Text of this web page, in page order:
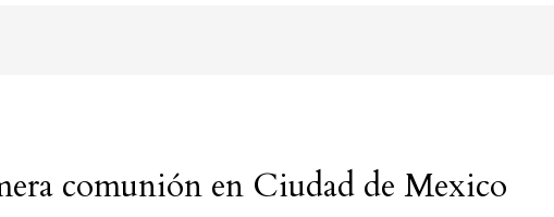
comunión en Ciudad de Mexico